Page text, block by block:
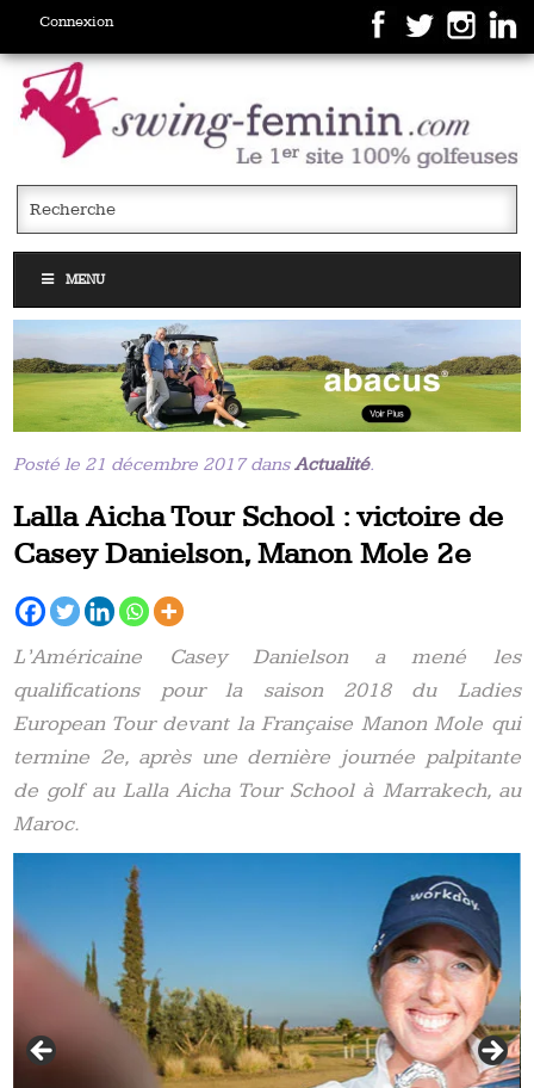
Connexion
MENU
Posté le 21 décembre 2017 dansActualité.
Lalla Aicha Tour School : victoire de
Casey Danielson, Manon Mole 2e
L’Américaine Casey Danielson a mené les
qualifications pour la saison 2018 du Ladies
European Tour devant la Française Manon Mole qui
termine 2e, après une dernière journée palpitante
de golf au Lalla Aicha Tour School à Marrakech, au
Maroc.